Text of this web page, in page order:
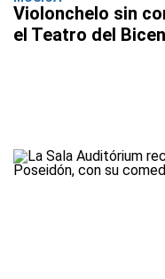
Violonchelo sin
el Teatro del